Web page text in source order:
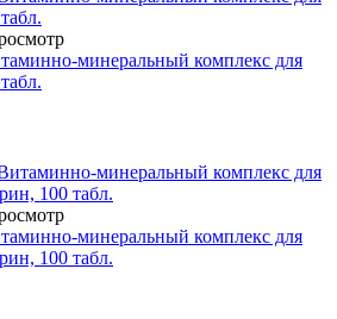
минеральный комплекс для
минеральный комплекс для
100 табл.